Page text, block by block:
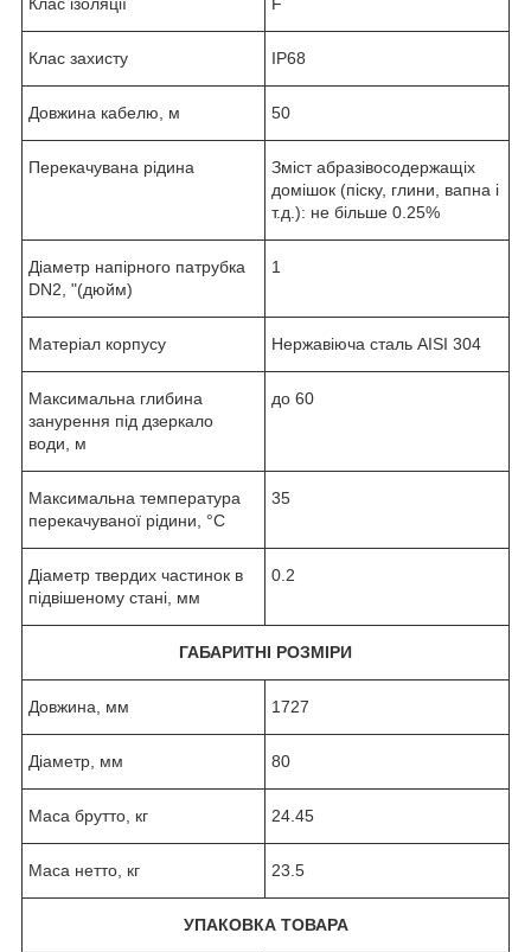
Клас захисту IP68
Довжина кабелю, м 50
Перекачувана рідина
Зміст абразівосодержащіх
домішок (піску, глини, вапна і
т.д.): не більше 0.25%
Діаметр напірного патрубка
DN2, "(дюйм)
1
Матеріал корпусу Нержавіюча сталь AISI 304
Максимальна глибина
занурення під дзеркало
води, м
до 60
Максимальна температура
перекачуваної рідини, °C
35
Діаметр твердих частинок в
підвішеному стані, мм
0.2
ГАБАРИТНІ РОЗМІРИ
Довжина, мм 1727
Діаметр, мм 80
Маса брутто, кг 24.45
Маса нетто, кг 23.5
УПАКОВКА ТОВАРА